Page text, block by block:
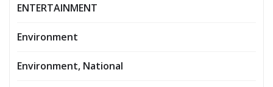
ENTERTAINMENT
Environment
Environment, National